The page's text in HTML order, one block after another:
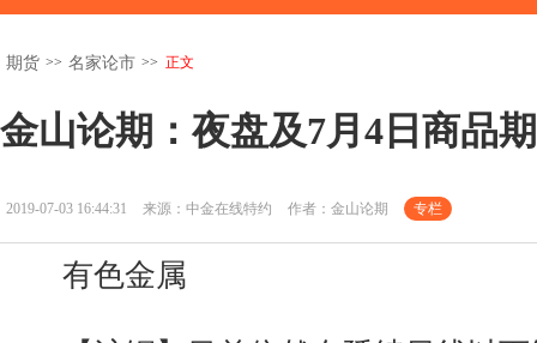
期货 >> 名家论市 >> 正文
金山论期：夜盘及7月4日商品
2019-07-03 16:44:31 来源：中金在线特约 作者：金山论期 专栏
有色金属